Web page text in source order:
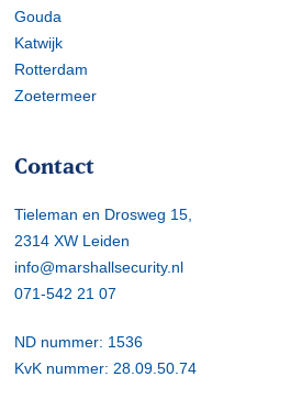
Gouda
Katwijk
Rotterdam
Zoetermeer
Contact
Tieleman en Drosweg 15,
2314 XW Leiden
info@marshallsecurity.nl
071-542 21 07
ND nummer: 1536
KvK nummer: 28.09.50.74